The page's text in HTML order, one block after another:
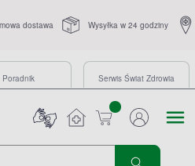
dostawa Wysyłka w 24 godziny
Poradnik Serwis Świat Zdrowia
sztuk